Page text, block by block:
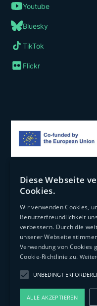
Youtube
Bluesky
TikTok
Flickr
Die geäußerten Ansichten
ausschließlich in der
nicht notwendigerweise
wider. Weder die
können dafür
Impressum
Datenschutzerklärung
Transparenz
Diese Webseite
Cookies.
Wir verwenden Cookies,
Benutzerfreundlichkeit
verbessern. Durch die
unserer Webseite
Verwendung von Cookies
Cookie-Richtlinie zu.
UNBEDINGT
ALLE AKZEPTIEREN